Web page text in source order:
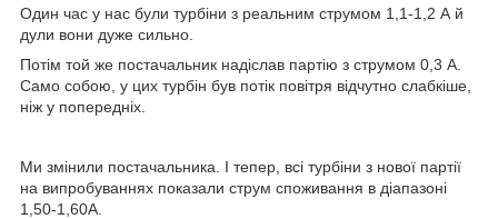
Один час у нас були турбіни з реальним струмом 1,1-1,2 А й
дули вони дуже сильно.
Потім той же постачальник надіслав партію з струмом 0,3 А.
Само собою, у цих турбін був потік повітря відчутно слабкіше,
ніж у попередніх.
Ми змінили постачальника. І тепер, всі турбіни з нової партії
на випробуваннях показали струм споживання в діапазоні
1,50-1,60А.